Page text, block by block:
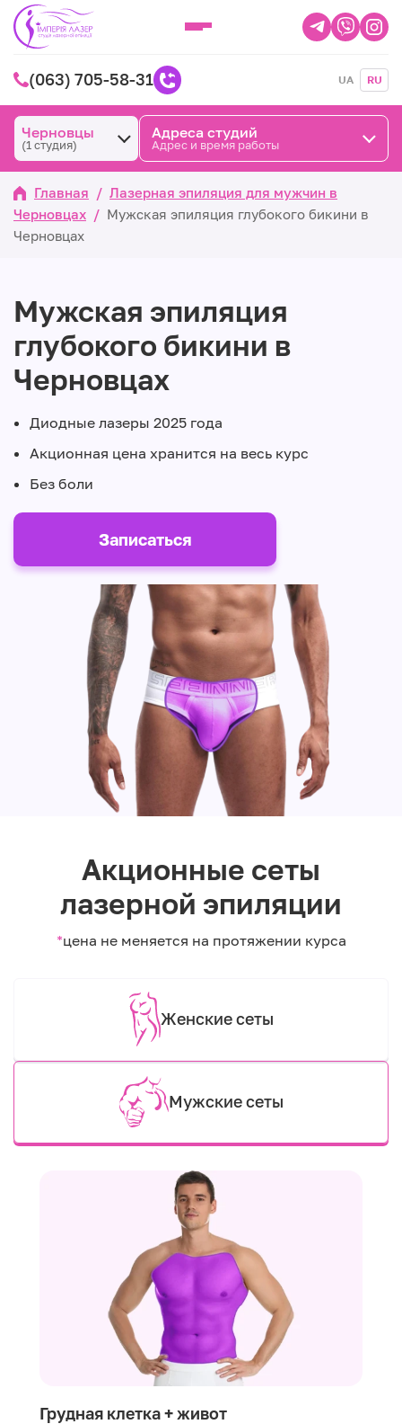
(063) 705-58-31 UA RU
Черновцы
(1 студия)
Адреса студий
Адрес и время работы
Главная / Лазерная эпиляция для мужчин в
Черновцах / Мужская эпиляция глубокого бикини в
Черновцах
Мужская эпиляция
глубокого бикини в
Черновцах
Диодные лазеры 2025 года
Акционная цена хранится на весь курс
Без боли
Записаться
Акционные сеты
лазерной эпиляции
*цена не меняется на протяжении курса
Женские сеты
Мужские сеты
Грудная клетка + живот